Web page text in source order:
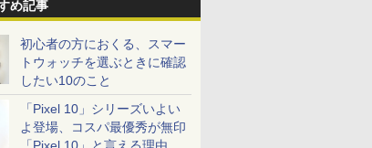
め記事
初心者の方におくる、スマー
トウォッチを選ぶときに確認
したい10のこと
「Pixel 10」シリーズいよい
よ登場、コスパ最優秀が無印